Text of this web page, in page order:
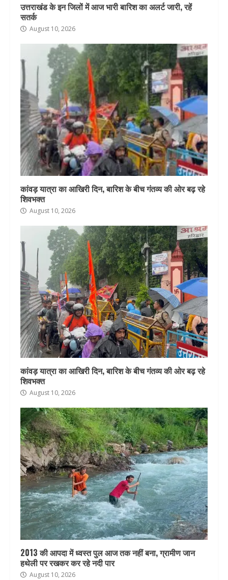
उत्तराखंड के इन जिलों में आज भारी बारिश का अलर्ट जारी, रहें
सतर्क
August 10, 2026
कांवड़ यात्रा का आखिरी दिन, बारिश के बीच गंतव्य की ओर बढ़ रहे
शिवभक्त
August 10, 2026
कांवड़ यात्रा का आखिरी दिन, बारिश के बीच गंतव्य की ओर बढ़ रहे
शिवभक्त
August 10, 2026
2013 की आपदा में ध्वस्त पुल आज तक नहीं बना, ग्रामीण जान
हथेली पर रखकर कर रहे नदी पार
August 10, 2026